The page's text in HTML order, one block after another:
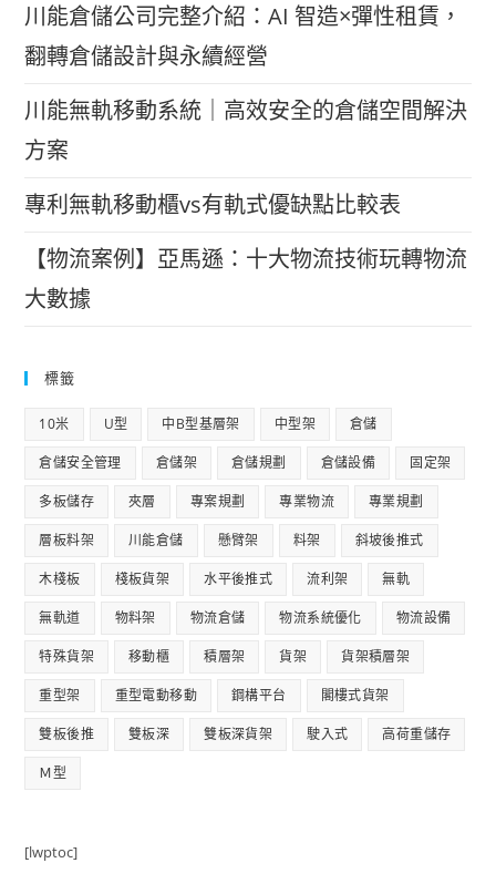
川能倉儲公司完整介紹：AI 智造×彈性租賃，
翻轉倉儲設計與永續經營
川能無軌移動系統｜高效安全的倉儲空間解決
方案
專利無軌移動櫃vs有軌式優缺點比較表
【物流案例】亞馬遜：十大物流技術玩轉物流
大數據
標籤
10米 U型 中B型基層架 中型架 倉儲
倉儲安全管理 倉儲架 倉儲規劃 倉儲設備 固定架
多板儲存 夾層 專案規劃 專業物流 專業規劃
層板料架 川能倉儲 懸臂架 料架 斜坡後推式
木棧板 棧板貨架 水平後推式 流利架 無軌
無軌道 物料架 物流倉儲 物流系統優化 物流設備
特殊貨架 移動櫃 積層架 貨架 貨架積層架
重型架 重型電動移動 鋼構平台 閣樓式貨架
雙板後推 雙板深 雙板深貨架 駛入式 高荷重儲存
Ｍ型
[lwptoc]